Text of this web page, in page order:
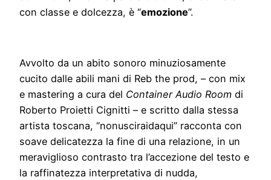
con classe e dolcezza, è “emozione”.
Avvolto da un abito sonoro minuziosamente
cucito dalle abili mani di Reb the prod, – con mix
e mastering a cura del Container Audio Room di
Roberto Proietti Cignitti – e scritto dalla stessa
artista toscana, “nonusciraidaqui” racconta con
soave delicatezza la fine di una relazione, in un
meraviglioso contrasto tra l’accezione del testo e
la raffinatezza interpretativa di nudda,